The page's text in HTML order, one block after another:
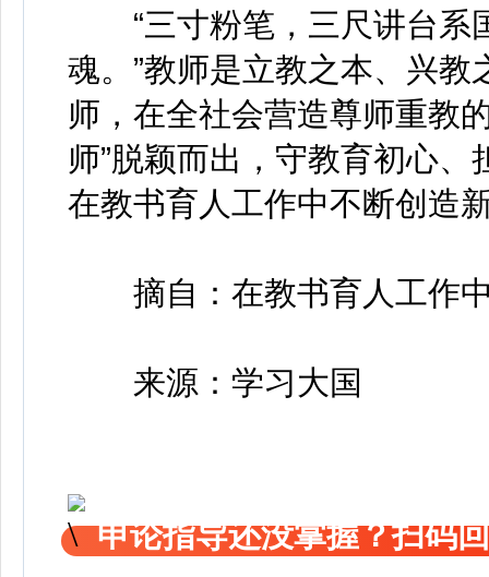
“三寸粉笔，三尺讲台系
魂。”教师是立教之本、兴
师，在全社会营造尊师重教
师”脱颖而出，守教育初心
在教书育人工作中不断创造
摘自：在教书育人工作中
来源：学习大国
申论指导还没掌握？扫码